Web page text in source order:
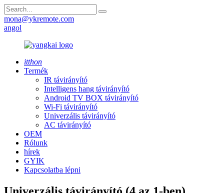
mona@ykremote.com
angol
itthon
Termék
IR távirányító
Intelligens hang távirányító
Android TV BOX távirányító
Wi-Fi távirányító
Univerzális távirányító
AC távirányító
OEM
Rólunk
hírek
GYIK
Kapcsolatba lépni